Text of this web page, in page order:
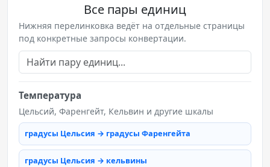
Все пары единиц
Нижняя перелинковка ведёт на отдельные страницы
под конкретные запросы конвертации.
Температура
Цельсий, Фаренгейт, Кельвин и другие шкалы
градусы Цельсия → градусы Фаренгейта
градусы Цельсия → кельвины